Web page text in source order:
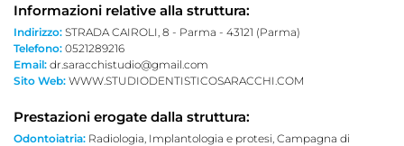
Informazioni relative alla struttura:
Indirizzo: STRADA CAIROLI, 8 - Parma - 43121 (Parma)
Telefono: 0521289216
Email: dr.saracchistudio@gmail.com
Sito Web: WWW.STUDIODENTISTICOSARACCHI.COM
Prestazioni erogate dalla struttura:
Odontoiatria: Radiologia, Implantologia e protesi, Campagna di